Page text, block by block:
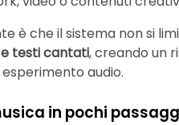
è che il sistema non si
testi cantati, creando un
audio.
in pochi